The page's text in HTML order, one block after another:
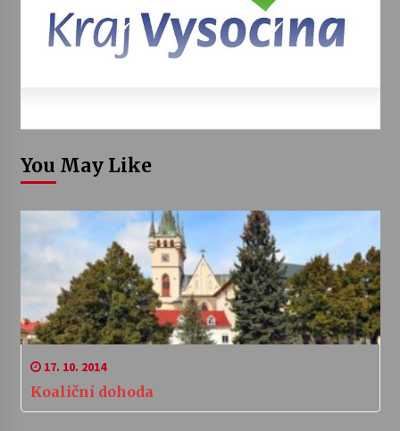
You May Like
17. 10. 2014
Koaliční dohoda